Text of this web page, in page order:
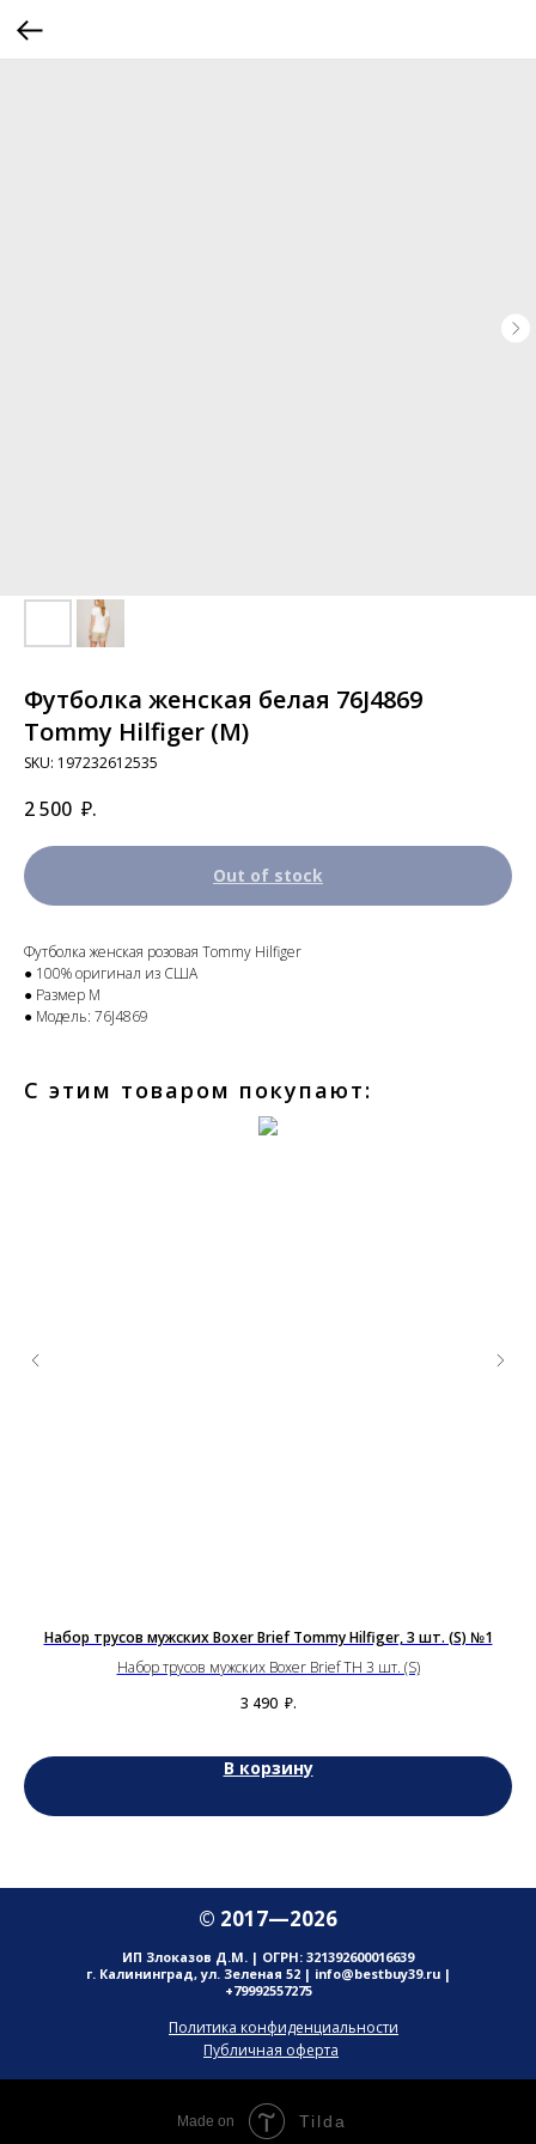
Футболка женская белая 76J4869
Tommy Hilfiger (M)
SKU: 197232612535
2 500 ₽.
Out of stock
Футболка женская розовая Tommy Hilfiger
● 100% оригинал из США
● Размер M
● Модель: 76J4869
С этим товаром покупают:
Набор трусов мужских Boxer Brief Tommy Hilfiger, 3 шт. (S) №1
Набор трусов мужских Boxer Brief TH 3 шт. (S)
3 490 ₽.
В корзину
© 2017—2026
ИП Злоказов Д.М. | ОГРН: 321392600016639
г. Калининград, ул. Зеленая 52 | info@bestbuy39.ru |
+79992557275
Политика конфиденциальности
Публичная оферта
Made on Tilda